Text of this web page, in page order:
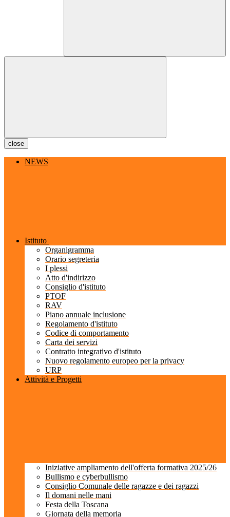
close
NEWS
Istituto
Organigramma
Orario segreteria
I plessi
Atto d'indirizzo
Consiglio d'istituto
PTOF
RAV
Piano annuale inclusione
Regolamento d'istituto
Codice di comportamento
Carta dei servizi
Contratto integrativo d'istituto
Nuovo regolamento europeo per la privacy
URP
Attività e Progetti
Iniziative ampliamento dell'offerta formativa 2025/26
Bullismo e cyberbullismo
Consiglio Comunale delle ragazze e dei ragazzi
Il domani nelle mani
Festa della Toscana
Giornata della memoria